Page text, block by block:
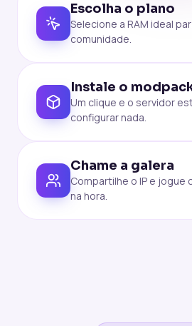
Escolha o plano
Selecione a RAM ideal
comunidade.
Instale o
Um clique e o servidor
configurar nada.
Chame a galera
Compartilhe o IP e jogue
na hora.